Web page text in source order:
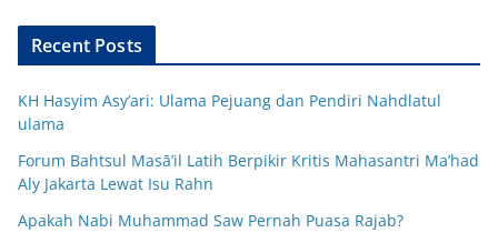
Recent Posts
KH Hasyim Asy’ari: Ulama Pejuang dan Pendiri Nahdlatul
ulama
Forum Bahtsul Masā’il Latih Berpikir Kritis Mahasantri Ma’had
Aly Jakarta Lewat Isu Rahn
Apakah Nabi Muhammad Saw Pernah Puasa Rajab?